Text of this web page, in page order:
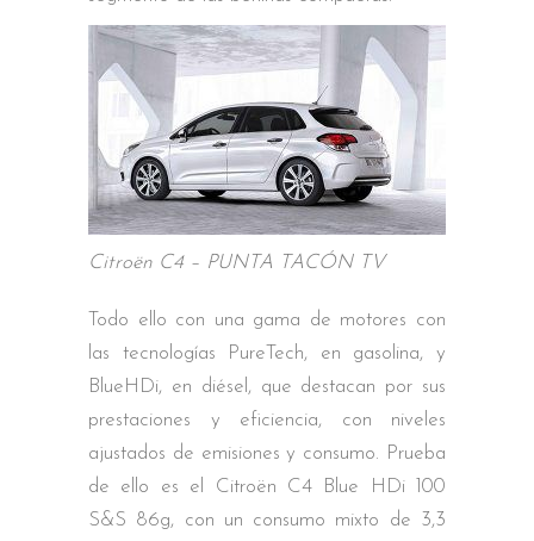
Citroën C4 – PUNTA TACÓN TV
Todo ello con una gama de motores con
las tecnologías PureTech, en gasolina, y
BlueHDi, en diésel, que destacan por sus
prestaciones y eficiencia, con niveles
ajustados de emisiones y consumo. Prueba
de ello es el Citroën C4 Blue HDi 100
S&S 86g, con un consumo mixto de 3,3